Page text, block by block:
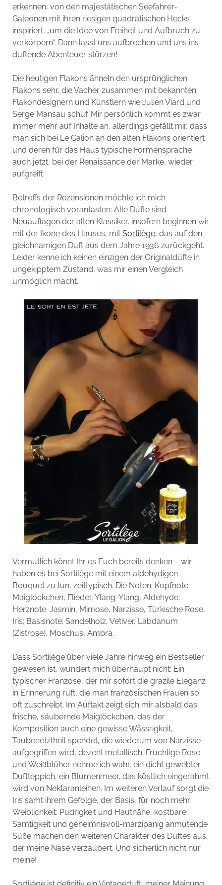
erkennen, von den majestätischen Seefahrer-
Galeonen mit ihren riesigen quadratischen Hecks
inspiriert, „um die Idee von Freiheit und Aufbruch zu
verkörpern“. Dann lasst uns aufbrechen und uns ins
duftende Abenteuer stürzen!
Die heutigen Flakons ähneln den ursprünglichen
Flakons sehr, die Vacher zusammen mit bekannten
Flakondesignern und Künstlern wie Julien Viard und
Serge Mansau schuf. Mir persönlich kommt es zwar
immer mehr auf Inhalte an, allerdings gefällt mir, dass
man sich bei Le Galion an den alten Flakons orientiert
und deren für das Haus typische Formensprache
auch jetzt, bei der Renaissance der Marke, wieder
aufgreift.
Betreffs der Rezensionen möchte ich mich
chronologisch vorantasten: Alle Düfte sind
Neuauflagen der alten Klassiker, insofern beginnen wir
mit der Ikone des Hauses, mit Sortilège, das auf den
gleichnamigen Duft aus dem Jahre 1936 zurückgeht.
Leider kenne ich keinen einzigen der Originaldüfte in
ungekipptem Zustand, was mir einen Vergleich
unmöglich macht.
Vermutlich könnt Ihr es Euch bereits denken – wir
haben es bei Sortilège mit einem aldehydigen
Bouquet zu tun, zeittypisch. Die Noten: Kopfnote:
Maiglöckchen, Flieder, Ylang-Ylang, Aldehyde;
Herznote: Jasmin, Mimose, Narzisse, Türkische Rose,
Iris; Basisnote: Sandelholz, Vetiver, Labdanum
(Zistrose), Moschus, Ambra.
Dass Sortilège über viele Jahre hinweg ein Bestseller
gewesen ist, wundert mich überhaupt nicht: Ein
typischer Franzose, der mir sofort die grazile Eleganz
in Erinnerung ruft, die man französischen Frauen so
oft zuschreibt. Im Auftakt zeigt sich mir alsbald das
frische, säubernde Maiglöckchen, das der
Komposition auch eine gewisse Wässrigkeit,
Taubenetztheit spendet, die wiederum von Narzisse
aufgegriffen wird, dezent metallisch. Fruchtige Rose
und Weißblüher nehme ich wahr, ein dicht gewebter
Duftteppich, ein Blumenmeer, das köstlich eingerahmt
wird von Nektaranleihen. Im weiteren Verlauf sorgt die
Iris samt ihrem Gefolge, der Basis, für noch mehr
Weiblichkeit: Pudrigkeit und Hautnähe, kostbare
Samtigkeit und geheimnisvoll-marzipanig anmutende
Süße machen den weiteren Charakter des Duftes aus,
der meine Nase verzaubert. Und sicherlich nicht nur
meine!